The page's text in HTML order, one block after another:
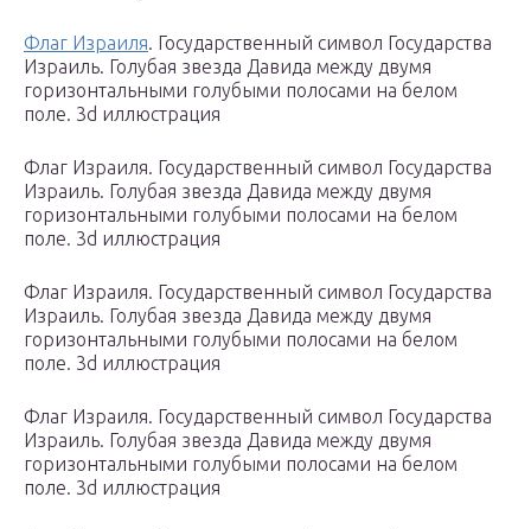
Флаг Израиля. Государственный символ Государства
Израиль. Голубая звезда Давида между двумя
горизонтальными голубыми полосами на белом
поле. 3d иллюстрация
Флаг Израиля. Государственный символ Государства
Израиль. Голубая звезда Давида между двумя
горизонтальными голубыми полосами на белом
поле. 3d иллюстрация
Флаг Израиля. Государственный символ Государства
Израиль. Голубая звезда Давида между двумя
горизонтальными голубыми полосами на белом
поле. 3d иллюстрация
Флаг Израиля. Государственный символ Государства
Израиль. Голубая звезда Давида между двумя
горизонтальными голубыми полосами на белом
поле. 3d иллюстрация